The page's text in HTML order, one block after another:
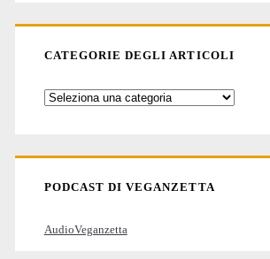
CATEGORIE DEGLI ARTICOLI
Categorie
PODCAST DI VEGANZETTA
AudioVeganzetta